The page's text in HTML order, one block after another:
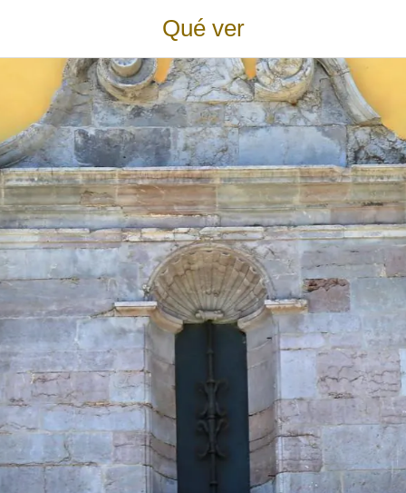
Qué ver